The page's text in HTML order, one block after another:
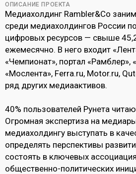
ОПИСАНИЕ ПРОЕКТА
Медиахолдинг Rambler&Co
среди медиахолдингов России
цифровых ресурсов — свыше
ежемесячно. В него входит
«Чемпионат», портал «Рамблер»,
«Мослента», Ferra.ru, Motor.ru,
ряд других медиаактивов.
40% пользователей Рунета
Огромная экспертиза на
медиахолдингу выступать в
определять перспективы
состоять в ключевых
общественно-политических